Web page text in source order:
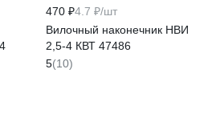
470 ₽4.7 ₽/шт
Вилочный наконечник НВИ
2,5-4 КВТ 47486
5(10)